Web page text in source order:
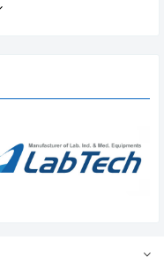
gồm 9 model lựa
lít.
thuận tiện khi sử
chế điều chỉnh tần